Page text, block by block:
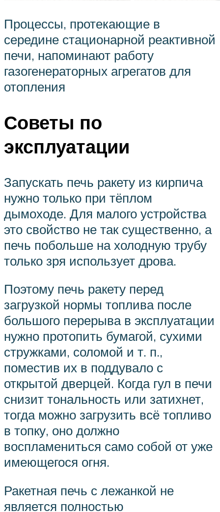
Процессы, протекающие в
середине стационарной реактивной
печи, напоминают работу
газогенераторных агрегатов для
отопления
Советы по
эксплуатации
Запускать печь ракету из кирпича
нужно только при тёплом
дымоходе. Для малого устройства
это свойство не так существенно, а
печь побольше на холодную трубу
только зря использует дрова.
Поэтому печь ракету перед
загрузкой нормы топлива после
большого перерыва в эксплуатации
нужно протопить бумагой, сухими
стружками, соломой и т. п.,
поместив их в поддувало с
открытой дверцей. Когда гул в печи
снизит тональность или затихнет,
тогда можно загрузить всё топливо
в топку, оно должно
воспламениться само собой от уже
имеющегося огня.
Ракетная печь с лежанкой не
является полностью